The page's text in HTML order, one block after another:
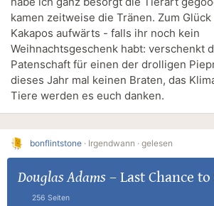
kamen zeitweise die Tränen. Zum
Kakapos aufwärts - falls ihr noch kein
Weihnachtsgeschenk habt: verschenkt
Patenschaft für einen der drolligen
dieses Jahr mal keinen Braten, das
Tiere werden es euch danken.
bonflintstone · Irgendwann · gelesen
Douglas Adams – Last Chance to
256 Seiten